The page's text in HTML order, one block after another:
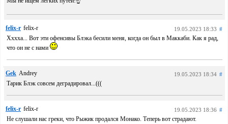
felix-r felix-r 19.05.2023 18:33 #
Хххха... Вот эти офенсивы Блэка бесили меня, когда он был в Маккаби. Как я рад,
что он не с нами
Gek Andrey 19.05.2023 18:34 #
Тарик Блэк совсем деградировал...(((
felix-r felix-r 19.05.2023 18:36 #
Не слушали нас греки, что Рыжик продался Монако. Теперь вот страдают.